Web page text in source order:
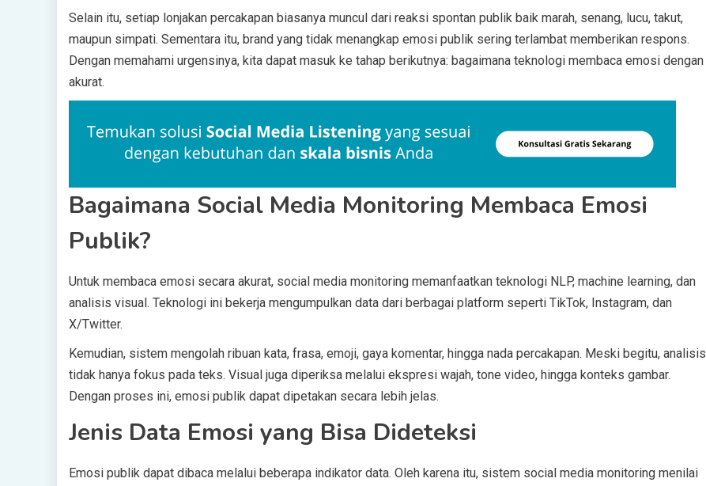
Selain itu, setiap lonjakan percakapan biasanya muncul dari reaksi spontan publik baik marah, senang, lucu, takut,
maupun simpati. Sementara itu, brand yang tidak menangkap emosi publik sering terlambat memberikan respons.
Dengan memahami urgensinya, kita dapat masuk ke tahap berikutnya: bagaimana teknologi membaca emosi dengan
akurat.
Bagaimana Social Media Monitoring Membaca Emosi
Publik?
Untuk membaca emosi secara akurat, social media monitoring memanfaatkan teknologi NLP, machine learning, dan
analisis visual. Teknologi ini bekerja mengumpulkan data dari berbagai platform seperti TikTok, Instagram, dan
X/Twitter.
Kemudian, sistem mengolah ribuan kata, frasa, emoji, gaya komentar, hingga nada percakapan. Meski begitu, analisis
tidak hanya fokus pada teks. Visual juga diperiksa melalui ekspresi wajah, tone video, hingga konteks gambar.
Dengan proses ini, emosi publik dapat dipetakan secara lebih jelas.
Jenis Data Emosi yang Bisa Dideteksi
Emosi publik dapat dibaca melalui beberapa indikator data. Oleh karena itu, sistem social media monitoring menilai